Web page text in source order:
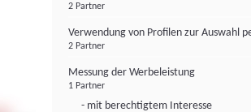
2 Partner
Verwendung von Profilen zur Auswahl
2 Partner
Messung der Werbeleistung
1 Partner
- mit berechtigtem Interesse